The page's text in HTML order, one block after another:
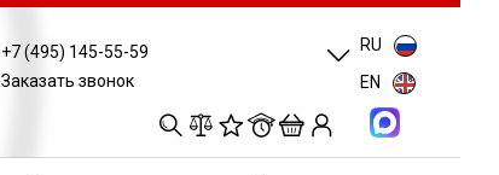
+7 (495) 145-55-59
Заказать звонок
0
RU
EN